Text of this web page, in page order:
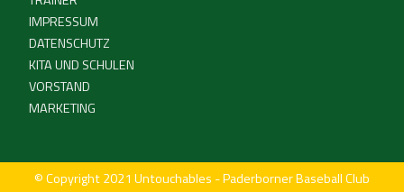
IMPRESSUM
DATENSCHUTZ
KITA UND SCHULEN
VORSTAND
MARKETING
© Copyright 2021 Untouchables - Paderborner Baseball Club